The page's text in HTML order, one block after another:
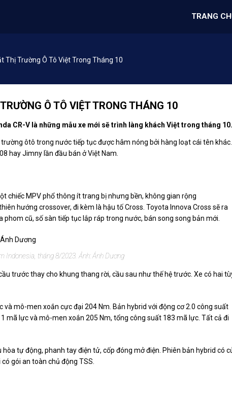
TRANG
Thị Trường Ô Tô Việt Trong Tháng 10
Ô TÔ VIỆT TRONG THÁNG 10
CR-V là những mẫu xe mới sẽ trình làng khách Việt trong tháng 10.
ôtô trong nước tiếp tục được hâm nóng bởi hàng loạt cái tên khác.
hay Jimny lần đầu bán ở Việt Nam.
chiếc MPV phổ thông ít trang bị nhưng bền, không gian rộng
hướng crossover, đi kèm là hậu tố Cross. Toyota Innova Cross sẽ ra
cũ, số sàn tiếp tục lắp ráp trong nước, bán song song bản mới.
Indonesia, tháng 8/2023. Ảnh: Ánh Dương
trước thay cho khung thang rời, cầu sau như thế hệ trước. Xe có hai
mô-men xoắn cực đại 204 Nm. Bản hybrid với động cơ 2.0 công suất
mã lực và mô-men xoắn 205 Nm, tổng công suất 183 mã lực. Tất cả đi
tự động, phanh tay điện tử, cốp đóng mở điện. Phiên bản hybrid có
gói an toàn chủ động TSS.